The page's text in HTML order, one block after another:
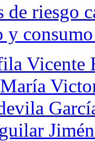
de riesgo
y
Vicente
María